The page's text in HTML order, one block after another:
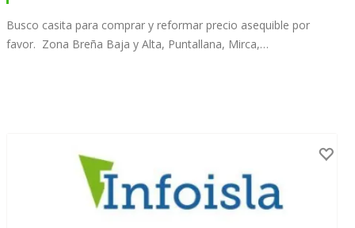
Busco casita para comprar y reformar precio asequible por
favor. Zona Breña Baja y Alta, Puntallana, Mirca,…